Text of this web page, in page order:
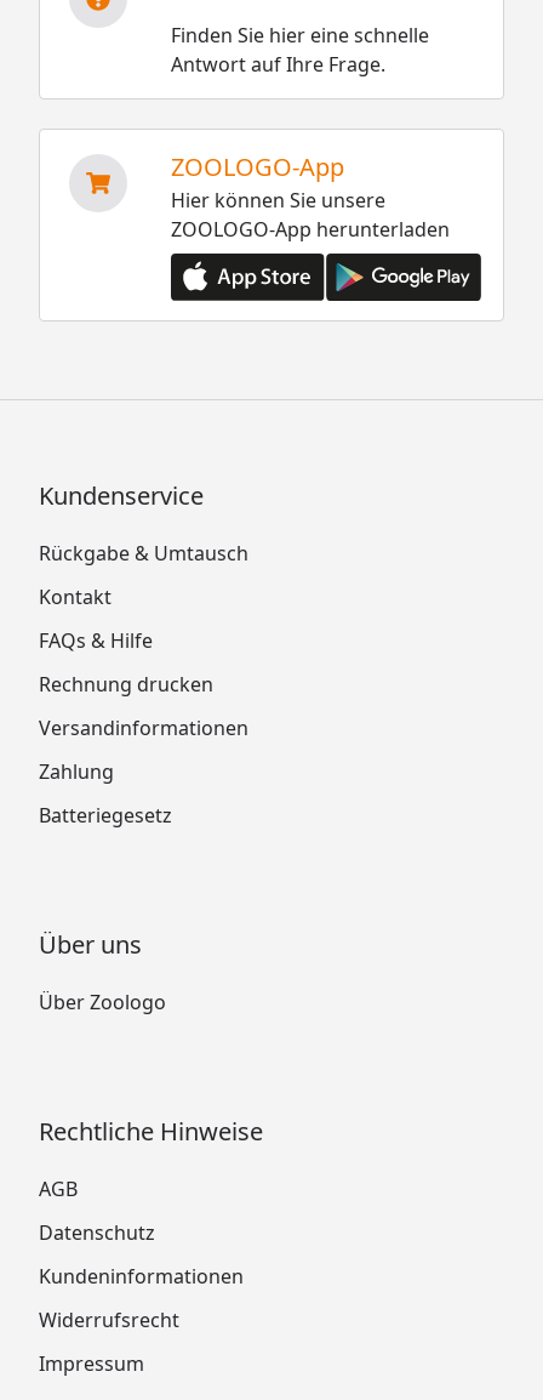
Finden Sie hier eine schnelle
Antwort auf Ihre Frage.
ZOOLOGO-App
Hier können Sie unsere
ZOOLOGO-App herunterladen
Kundenservice
Rückgabe & Umtausch
Kontakt
FAQs & Hilfe
Rechnung drucken
Versandinformationen
Zahlung
Batteriegesetz
Über uns
Über Zoologo
Rechtliche Hinweise
AGB
Datenschutz
Kundeninformationen
Widerrufsrecht
Impressum